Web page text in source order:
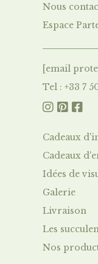
Nous
Espace
[email
Tel : +33 7
  
Cadeaux
Cadeaux
Idées de
Galerie
Livraison
Les
Nos